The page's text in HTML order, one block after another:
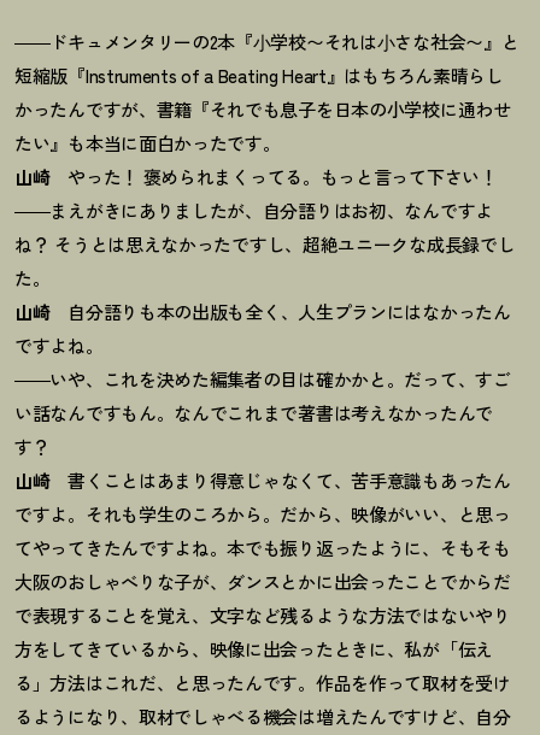
――ドキュメンタリーの2本『⼩学校〜それは⼩さな社会〜』と
短縮版『Instruments of a Beating Heart』はもちろん素晴らし
かったんですが、書籍『それでも息子を日本の小学校に通わせ
たい』も本当に面白かったです。
山崎やった ！ 褒められまくってる。もっと言って下さい ！
――まえがきにありましたが、自分語りはお初、なんですよ
ね？ そうとは思えなかったですし、超絶ユニークな成長録でし
た。
山崎 自分語りも本の出版も全く、人生プランにはなかったん
ですよね。
――いや、これを決めた編集者の目は確かかと。だって、すご
い話なんですもん。なんでこれまで著書は考えなかったんで
す？
山崎書くことはあまり得意じゃなくて、苦手意識もあったん
ですよ。それも学生のころから。だから、映像がいい、と思っ
てやってきたんですよね。本でも振り返ったように、そもそも
大阪のおしゃべりな子が、ダンスとかに出会ったことでからだ
で表現することを覚え、文字など残るような方法ではないやり
方をしてきているから、映像に出会ったときに、私が「伝え
る」方法はこれだ、と思ったんです。作品を作って取材を受け
るようになり、取材でしゃべる機会は増えたんですけど、自分